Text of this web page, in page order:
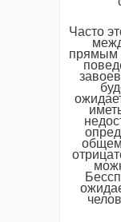
Часто
прямым